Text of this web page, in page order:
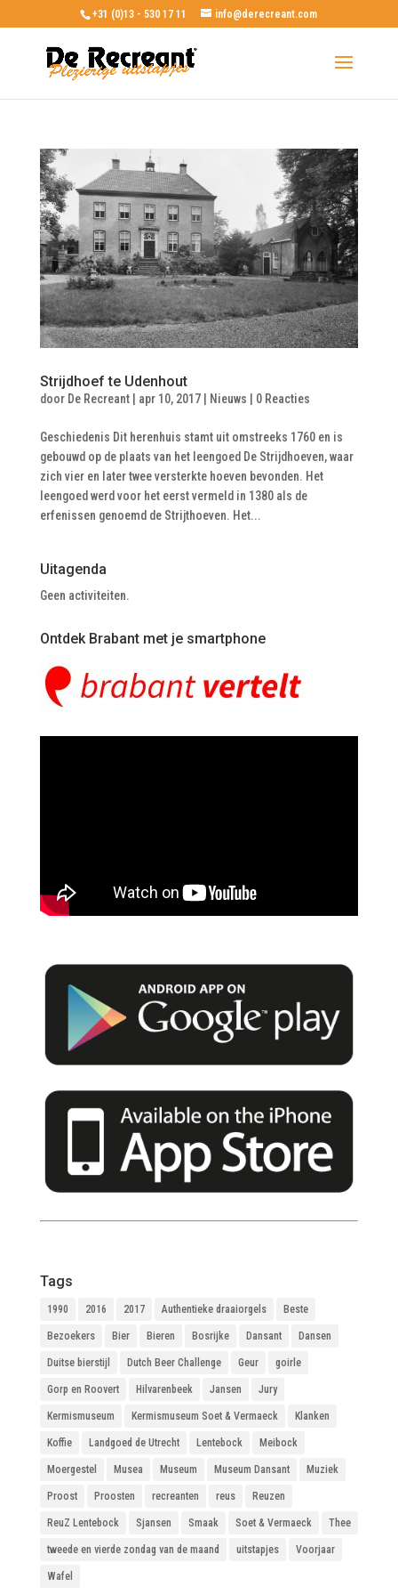
+31 (0)13 - 530 17 11 info@derecreant.com
Strijdhoef te Udenhout
door De Recreant| apr 10, 2017| Nieuws 0 Reacties
Geschiedenis Dit herenhuis stamt uit omstreeks 1760 en is
gebouwd op de plaats van het leengoed De Strijdhoeven, waar
zich vier en later twee versterkte hoeven bevonden. Het
leengoed werd voor het eerst vermeld in 1380 als de
erfenissen genoemd de Strijthoeven. Het...
Uitagenda
Geen activiteiten.
Ontdek Brabant met je smartphone
Tags
1990 2016 2017 Authentieke draaiorgels Beste
Bezoekers Bier Bieren Bosrijke Dansant Dansen
Duitse bierstijl Dutch Beer Challenge Geur goirle
Gorp en Roovert Hilvarenbeek Jansen Jury
Kermismuseum Kermismuseum Soet & Vermaeck Klanken
Koffie Landgoed de Utrecht Lentebock Meibock
Moergestel Musea Museum Museum Dansant Muziek
Proost Proosten recreanten reus Reuzen
ReuZ Lentebock Sjansen Smaak Soet & Vermaeck Thee
tweede en vierde zondag van de maand uitstapjes Voorjaar
Wafel